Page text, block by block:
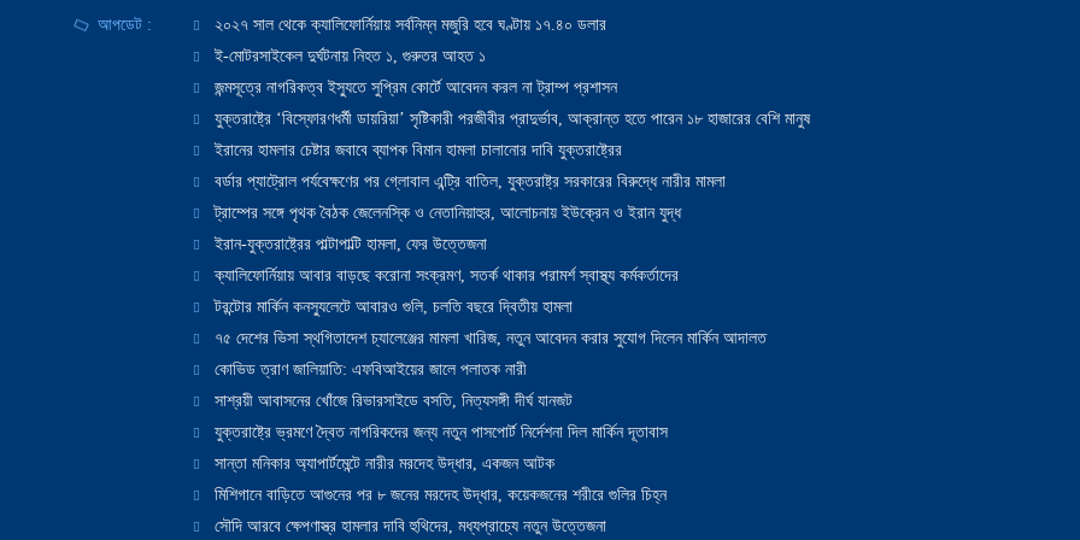
আপডেট :
২০২৭ সাল থেকে ক্যালিফোর্নিয়ায় সর্বনিম্ন মজুরি হবে ঘণ্টায় ১৭.৪০ ডলার
ই-মোটরসাইকেল দুর্ঘটনায় নিহত ১, গুরুতর আহত ১
জন্মসূত্রে নাগরিকত্ব ইস্যুতে সুপ্রিম কোর্টে আবেদন করল না ট্রাম্প প্রশাসন
যুক্তরাষ্ট্রে ‘বিস্ফোরণধর্মী ডায়রিয়া’ সৃষ্টিকারী পরজীবীর প্রাদুর্ভাব, আক্রান্ত হতে পারেন ১৮ হাজারের বেশি মানুষ
ইরানের হামলার চেষ্টার জবাবে ব্যাপক বিমান হামলা চালানোর দাবি যুক্তরাষ্ট্রের
বর্ডার প্যাট্রোল পর্যবেক্ষণের পর গ্লোবাল এন্ট্রি বাতিল, যুক্তরাষ্ট্র সরকারের বিরুদ্ধে নারীর মামলা
ট্রাম্পের সঙ্গে পৃথক বৈঠক জেলেনস্কি ও নেতানিয়াহুর, আলোচনায় ইউক্রেন ও ইরান যুদ্ধ
ইরান-যুক্তরাষ্ট্রের পাল্টাপাল্টি হামলা, ফের উত্তেজনা
ক্যালিফোর্নিয়ায় আবার বাড়ছে করোনা সংক্রমণ, সতর্ক থাকার পরামর্শ স্বাস্থ্য কর্মকর্তাদের
টরন্টোর মার্কিন কনস্যুলেটে আবারও গুলি, চলতি বছরে দ্বিতীয় হামলা
৭৫ দেশের ভিসা স্থগিতাদেশ চ্যালেঞ্জের মামলা খারিজ, নতুন আবেদন করার সুযোগ দিলেন মার্কিন আদালত
কোভিড ত্রাণ জালিয়াতি: এফবিআইয়ের জালে পলাতক নারী
সাশ্রয়ী আবাসনের খোঁজে রিভারসাইডে বসতি, নিত্যসঙ্গী দীর্ঘ যানজট
যুক্তরাষ্ট্রে ভ্রমণে দ্বৈত নাগরিকদের জন্য নতুন পাসপোর্ট নির্দেশনা দিল মার্কিন দূতাবাস
সান্তা মনিকার অ্যাপার্টমেন্টে নারীর মরদেহ উদ্ধার, একজন আটক
মিশিগানে বাড়িতে আগুনের পর ৮ জনের মরদেহ উদ্ধার, কয়েকজনের শরীরে গুলির চিহ্ন
সৌদি আরবে ক্ষেপণাস্ত্র হামলার দাবি হুথিদের, মধ্যপ্রাচ্যে নতুন উত্তেজনা